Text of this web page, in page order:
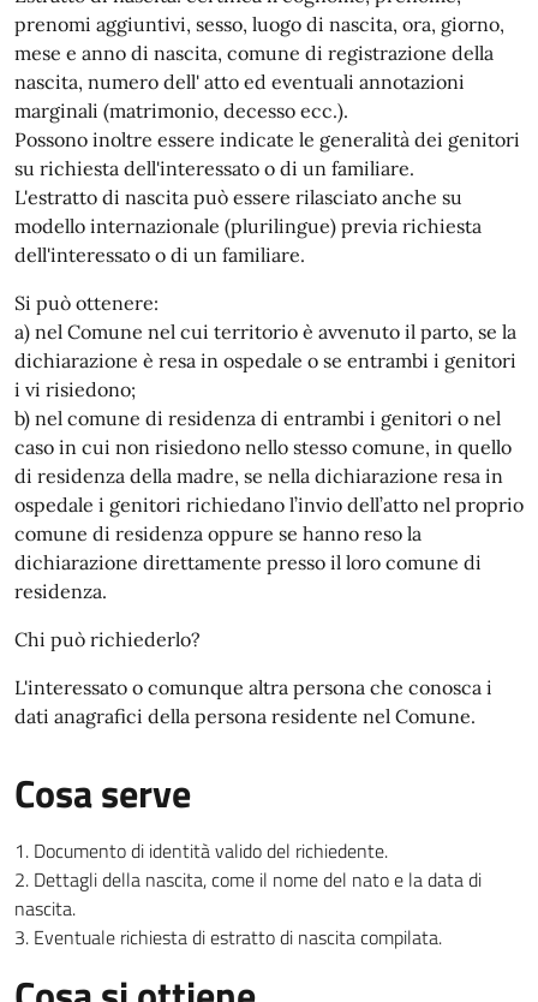
prenomi aggiuntivi, sesso, luogo di nascita, ora, giorno,
mese e anno di nascita, comune di registrazione della
nascita, numero dell' atto ed eventuali annotazioni
marginali (matrimonio, decesso ecc.).
Possono inoltre essere indicate le generalità dei genitori
su richiesta dell'interessato o di un familiare.
L'estratto di nascita può essere rilasciato anche su
modello internazionale (plurilingue) previa richiesta
dell'interessato o di un familiare.
Si può ottenere:
a) nel Comune nel cui territorio è avvenuto il parto, se la
dichiarazione è resa in ospedale o se entrambi i genitori
i vi risiedono;
b) nel comune di residenza di entrambi i genitori o nel
caso in cui non risiedono nello stesso comune, in quello
di residenza della madre, se nella dichiarazione resa in
ospedale i genitori richiedano l’invio dell’atto nel proprio
comune di residenza oppure se hanno reso la
dichiarazione direttamente presso il loro comune di
residenza.
Chi può richiederlo?
L'interessato o comunque altra persona che conosca i
dati anagrafici della persona residente nel Comune.
Cosa serve
Documento di identità valido del richiedente.
Dettagli della nascita, come il nome del nato e la data di
nascita.
Eventuale richiesta di estratto di nascita compilata.